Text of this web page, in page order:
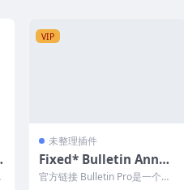
VIP
未整理插件
Fixed* Bulletin Annou
ncements PRO v3.6.0
官方链接 Bulletin Pro是一个轻